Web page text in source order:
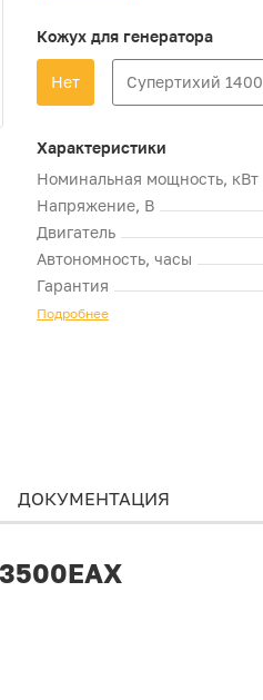
Кожух для генератора
Нет Супертихий 1400
Характеристики
Номинальная мощность, кВт
Напряжение, В
Двигатель
Автономность, часы
Гарантия
Подробнее
ДОКУМЕНТАЦИЯ